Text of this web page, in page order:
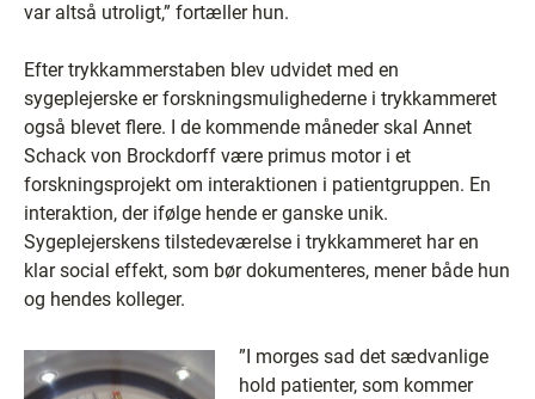
var altså utroligt,” fortæller hun.
Efter trykkammerstaben blev udvidet med en
sygeplejerske er forskningsmulighederne i trykkammeret
også blevet flere. I de kommende måneder skal Annet
Schack von Brockdorff være primus motor i et
forskningsprojekt om interaktionen i patientgruppen. En
interaktion, der ifølge hende er ganske unik.
Sygeplejerskens tilstedeværelse i trykkammeret har en
klar social effekt, som bør dokumenteres, mener både hun
og hendes kolleger.
”I morges sad det sædvanlige
hold patienter, som kommer